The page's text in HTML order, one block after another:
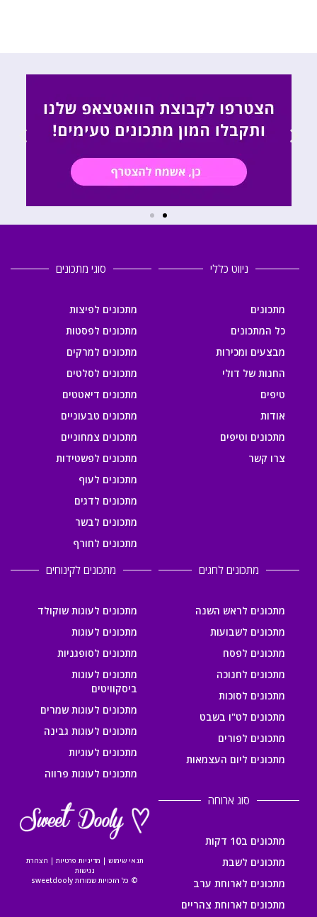
ניווט כללי
מתכונים
כל המתכונים
מבצעים ומכירות
החנות של דולי
טיפים
אודות
מתכונים וטיפים
צרו קשר
סוגי מתכונים
מתכונים לפיצות
מתכונים לפסטות
מתכונים למרקים
מתכונים לסלטים
מתכונים דיאטטים
מתכונים טבעוניים
מתכונים צמחוניים
מתכונים לפשטידות
מתכונים לעוף
מתכונים לדגים
מתכונים לבשר
מתכונים לחורף
מתכונים לחגים
מתכונים לראש השנה
מתכונים לשבועות
מתכונים לפסח
מתכונים לחנוכה
מתכונים לסוכות
מתכונים לט"ו בשבט
מתכונים לפורים
מתכונים ליום העצמאות
מתכונים לקינוחים
מתכונים לעוגות שוקולד
מתכונים לעוגות
מתכונים לסופגניות
מתכונים לעוגות
ביסקוויטים
מתכונים לעוגות שמרים
מתכונים לעוגות גבינה
מתכונים לעוגיות
מתכונים לעוגות פרווה
סוג ארוחה
מתכונים ב10 דקות
מתכונים לשבת
מתכונים לארוחת ערב
מתכונים לארוחת צהריים
תנאי שימוש | מדיניות פרטיות | הצהרת
נגישות
© כל הזכויות שמורות sweetdooly